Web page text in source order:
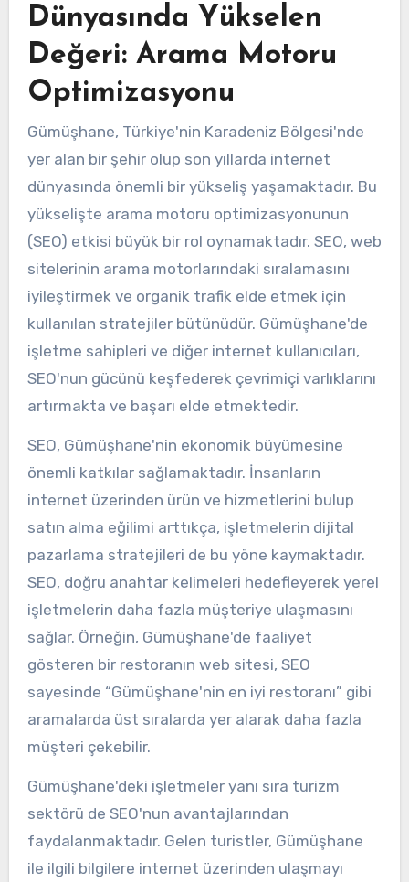
Dünyasında Yükselen
Değeri: Arama Motoru
Optimizasyonu
Gümüşhane, Türkiye'nin Karadeniz Bölgesi'nde
yer alan bir şehir olup son yıllarda internet
dünyasında önemli bir yükseliş yaşamaktadır. Bu
yükselişte arama motoru optimizasyonunun
(SEO) etkisi büyük bir rol oynamaktadır. SEO, web
sitelerinin arama motorlarındaki sıralamasını
iyileştirmek ve organik trafik elde etmek için
kullanılan stratejiler bütünüdür. Gümüşhane'de
işletme sahipleri ve diğer internet kullanıcıları,
SEO'nun gücünü keşfederek çevrimiçi varlıklarını
artırmakta ve başarı elde etmektedir.
SEO, Gümüşhane'nin ekonomik büyümesine
önemli katkılar sağlamaktadır. İnsanların
internet üzerinden ürün ve hizmetlerini bulup
satın alma eğilimi arttıkça, işletmelerin dijital
pazarlama stratejileri de bu yöne kaymaktadır.
SEO, doğru anahtar kelimeleri hedefleyerek yerel
işletmelerin daha fazla müşteriye ulaşmasını
sağlar. Örneğin, Gümüşhane'de faaliyet
gösteren bir restoranın web sitesi, SEO
sayesinde “Gümüşhane'nin en iyi restoranı” gibi
aramalarda üst sıralarda yer alarak daha fazla
müşteri çekebilir.
Gümüşhane'deki işletmeler yanı sıra turizm
sektörü de SEO'nun avantajlarından
faydalanmaktadır. Gelen turistler, Gümüşhane
ile ilgili bilgilere internet üzerinden ulaşmayı